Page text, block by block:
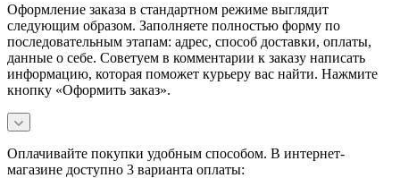
Оформление заказа в стандартном режиме выглядит
следующим образом. Заполняете полностью форму по
последовательным этапам: адрес, способ доставки, оплаты,
данные о себе. Советуем в комментарии к заказу написать
информацию, которая поможет курьеру вас найти. Нажмите
кнопку «Оформить заказ».
Оплачивайте покупки удобным способом. В интернет-
магазине доступно 3 варианта оплаты: